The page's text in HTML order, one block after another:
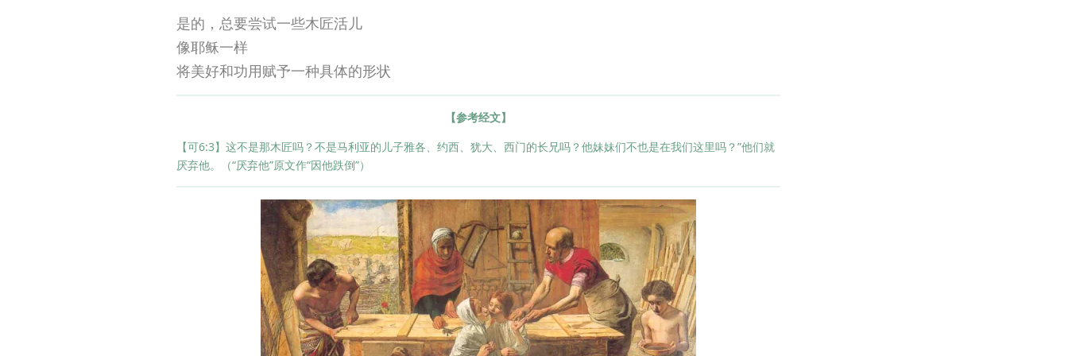
是的，总要尝试一些木匠活儿
像耶稣一样
将美好和功用赋予一种具体的形状
【参考经文】
【可6:3】这不是那木匠吗？不是马利亚的儿子雅各、约西、犹大、西门的长兄吗？他妹妹们不也是在我们这里吗？”他们就
厌弃他。（“厌弃他”原文作“因他跌倒”）